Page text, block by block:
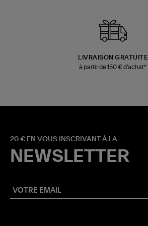
LIVRAISON GRATUITE
à partir de 150 € d'achat*
20 € EN VOUS INSCRIVANT À LA
NEWSLETTER